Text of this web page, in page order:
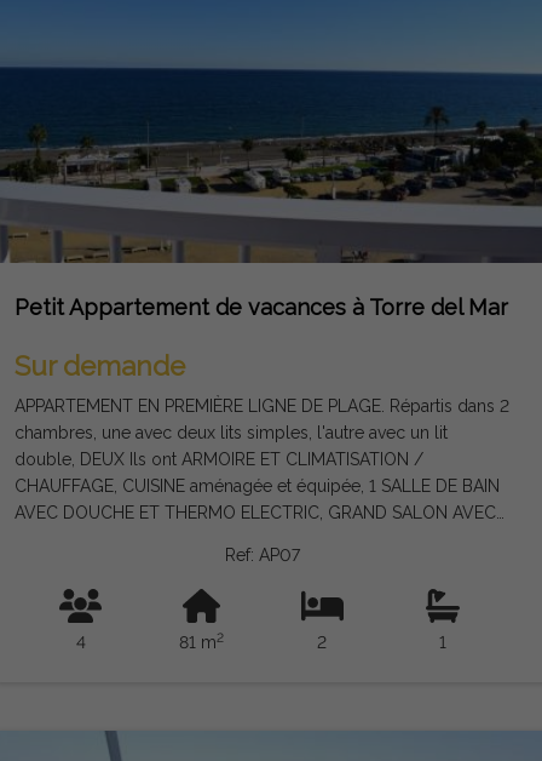
Petit Appartement de vacances à Torre del Mar
Sur demande
APPARTEMENT EN PREMIÈRE LIGNE DE PLAGE. Répartis dans 2
chambres, une avec deux lits simples, l'autre avec un lit
double, DEUX Ils ont ARMOIRE ET CLIMATISATION /
CHAUFFAGE, CUISINE aménagée et équipée, 1 SALLE DE BAIN
AVEC DOUCHE ET THERMO ELECTRIC, GRAND SALON AVEC
imprenable sur la plage et BOARDWALK TORRE DEL mars
L'appartement est situé dans un complexe avec piscine et
parking, le bâtiment a ASCENSEUR. L'appartement dispose de
WIFI ET TELEVISION.
Ref: AP07
4 81 m2 2 1